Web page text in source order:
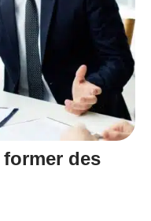
des